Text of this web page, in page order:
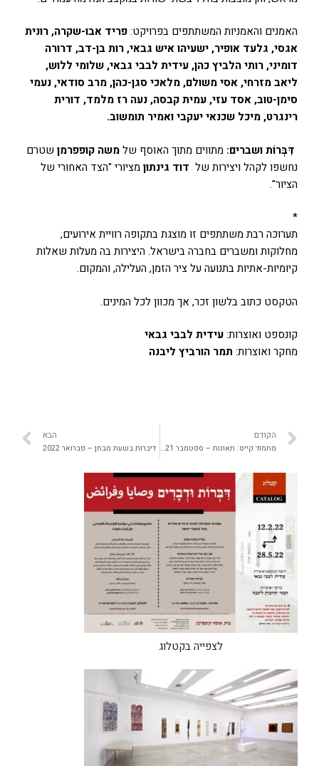
האמנים והאמניות המשתתפים בפרויקט:פריד אבו-שקרה, רונית
אגסי, גלעד אופיר, ישעיהו איש גבאי, רות בן-דב, דרורה
דומיני, רותי הלביץ כהן, עידית לבבי גבאי, שלומי ללוש,
ליאב מזרחי, אסי משולם, מלאכי סגן-כהן, מרב סודאי, נעמי
סימן-טוב, אסד עזי, עמית קבסה, נעה רז מלמד, דורית
רינגרט, מיכל שכנאי יעקבי ואמיר תומשוב.
דִּבְּרוֹת ושברים: מתווים מתוך האוסף שלמשה קופפרמן שטרם
נחשפו לקהל ויצירות של דוד גינתוןמציורי "הצד האחורי של
הציור".
*
תערוכה רבת משתתפים זו מוצגת בתקופה רוויית אירועים,
מחלוקות ומשברים בחברה בישראל. היצירות בה מעלות שאלות
קיומיות-אתיות בתנועה על ציר הזמן, העלילה, והמקום.
הטקסט כתוב בלשון זכר, אך מכוון לכל המינים.
קונספט ואוצרות:עידית לבבי גבאי
מחקר ואוצרות: תמר הורביץ ליבנה
הקודם
מחמוד קייס: תאונות – ספטמבר 2021
הבא
דיברות בשעת מבחן – פברואר 2022
לצפייה בקטלוג